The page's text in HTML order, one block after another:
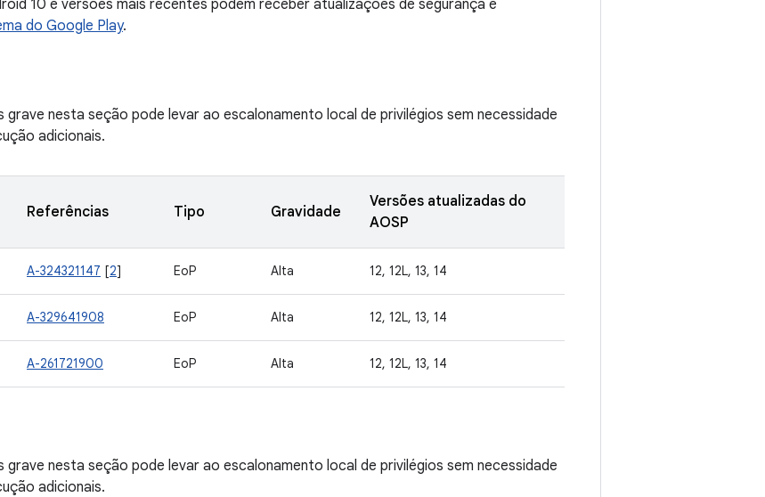
10 e versões mais recentes podem receber atualizações de segurança e
do Google Play.
grave nesta seção pode levar ao escalonamento local de privilégios sem necessidade
adicionais.
Referências Tipo Gravidade
Versões atualizadas do
AOSP
A-324321147 [2] EoP Alta 12, 12L, 13, 14
A-329641908 EoP Alta 12, 12L, 13, 14
A-261721900 EoP Alta 12, 12L, 13, 14
grave nesta seção pode levar ao escalonamento local de privilégios sem necessidade
adicionais.